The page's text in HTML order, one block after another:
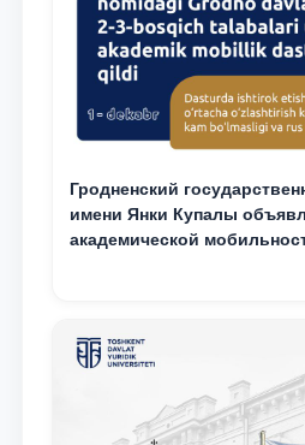
Гродненский
имени Янки Купалы
академической